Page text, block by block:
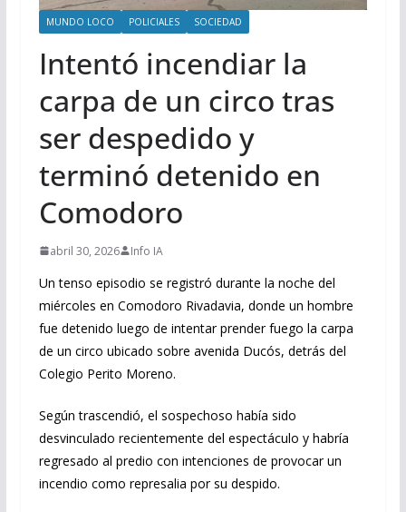
MUNDO LOCO POLICIALES SOCIEDAD
Intentó incendiar la
carpa de un circo tras
ser despedido y
terminó detenido en
Comodoro
abril 30, 2026 Info IA
Un tenso episodio se registró durante la noche del
miércoles en Comodoro Rivadavia, donde un hombre
fue detenido luego de intentar prender fuego la carpa
de un circo ubicado sobre avenida Ducós, detrás del
Colegio Perito Moreno.
Según trascendió, el sospechoso había sido
desvinculado recientemente del espectáculo y habría
regresado al predio con intenciones de provocar un
incendio como represalia por su despido.